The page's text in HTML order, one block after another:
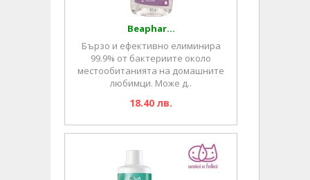
Beaphar...
Бързо и ефективно елиминира
99.9% от бактериите около
местообитанията на домашните
любимци. Може д..
18.40 лв.